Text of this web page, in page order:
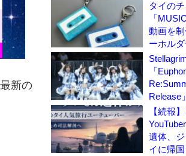
新の
タイの
「
動画を
ーホル
「
Release
【続報
遺体、
イに帰